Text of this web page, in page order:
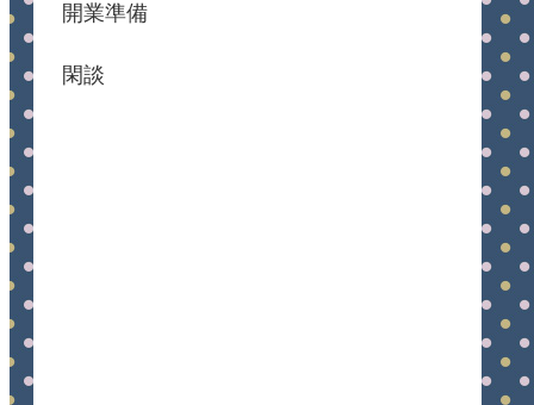
開業準備
閑談